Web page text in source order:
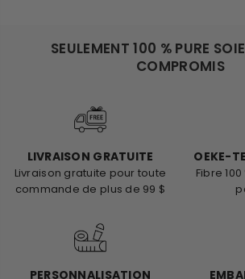
SEULEMENT 100 % PURE
COMPROMIS
LIVRAISON GRATUITE
Livraison gratuite pour toute
commande de plus de 99 $
OEKE-
Fibre
PERSONNALISATION